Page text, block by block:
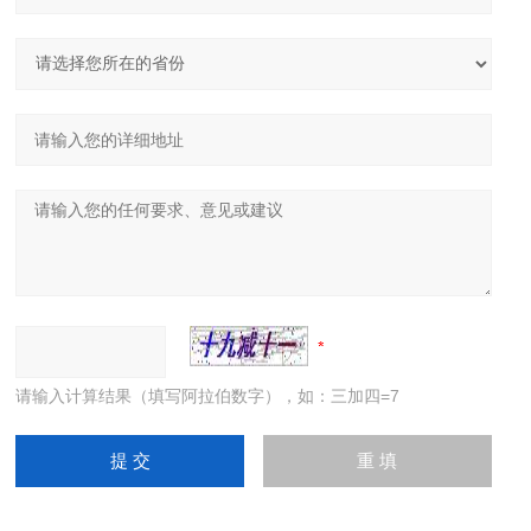
请输入计算结果（填写阿拉伯数字），如：三加四=7